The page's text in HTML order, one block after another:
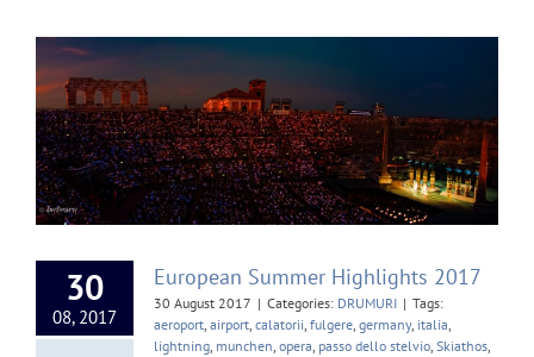
30
08, 2017
European Summer Highlights 2017
30 August 2017 | Categories: DRUMURI | Tags:
aeroport, airport, calatorii, fulgere, germany, italia,
lightning, munchen, opera, passo dello stelvio, Skiathos,